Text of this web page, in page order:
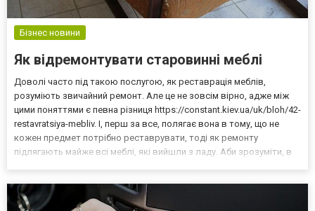
Бізнес новини
Як відремонтувати старовинні меблі
Доволі часто під такою послугою, як реставрація меблів,
розуміють звичайний ремонт. Але це не зовсім вірно, адже між
цими поняттями є певна різниця https://constant.kiev.ua/uk/bloh/42-
restavratsiya-mebliv. І, перш за все, полягає вона в тому, що не
кожен предмет потрібно реставрувати, тоді як ремонту
підлягають майже всі меблі, які вийшли з ладу. Аби зрозуміти, в